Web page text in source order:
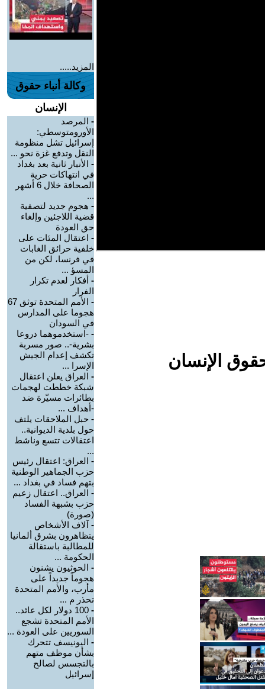
الإنسان
المزيد.....
وكالة أنباء حقوق
الإنسان
- المرصد
الأورومتوسطي:
إسرائيل تشل منظومة
النقل وتدفع غزة نحو ...
- الأنبار ثانية بعد بغداد
في انتهاكات حرية
الصحافة خلال 6 أشهر
...
- هجوم جديد لتصفية
قضية اللاجئين وإلغاء
حق العودة
- اعتقال المئات على
خلفية حرائق الغابات
في فرنسا، لكن من
المسؤ ...
- أفكار لعدم تكرار
الفرار
-
الأمم المتحدة توثق 67
هجوما على المدارس
في السودان
- -استخدموهما دروعا
بشرية-.. صور مسربة
تكشف إعدام الجيش
الإسرا ...
- العراق يعلن اعتقال
شبكة خططت لهجمات
بطائرات مسيّرة ضد
-أهداف ...
- حبل الملاحقات يلتف
حول بلدية الديوانية..
اعتقالات تتسع وناشط
...
- العراق: اعتقال رئيس
حزب الجماهير الوطنية
بتهم فساد في بغداد ...
- العراق.. اعتقال زعيم
حزب بشبهة الفساد
(صورة)
- آلاف الأشخاص
يتظاهرون بشرق ألمانيا
للمطالبة باستقالة
الحكومة ...
- الحوثيون يشنون
هجوماً جديداً على
مأرب، والأمم المتحدة
تحذر م ...
-
100 دولار لكل عائد..
الأمم المتحدة تشجع
السوريين على العودة ...
- اليونيسف تتحرك
بشأن موظف متهم
بالتجسس لصالح
إسرائيل